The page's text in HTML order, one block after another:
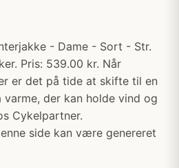
- Dame - Sort - Str.
Pris: 539.00 kr. Når
er det på tide at skifte til en
der kan holde vind og
Cykelpartner.
side kan være genereret